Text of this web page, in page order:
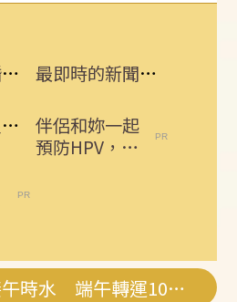
昔傳跟李易婚變 六月遭女兒爆喝醉就吵架 最即時的新聞話題 追蹤訂閱三立新聞網
一手掌握明星動態 即刻下載娛樂星聞APP
伴侶和妳一起
預防HPV，才
記得在家接午時水 端午轉運10招曝